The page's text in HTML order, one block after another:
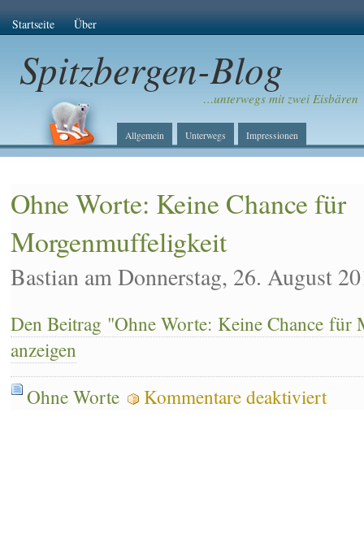
Startseite Über
Spitzbergen-Blog
…unterwegs mit zwei Eisbären
Allgemein Unterwegs Impressionen
Ohne Worte: Keine Chance für
Morgenmuffeligkeit
Bastian am Donnerstag, 26. August
Den Beitrag "Ohne Worte: Keine Chance
anzeigen
Ohne Worte
Kommentare deaktiviertOhne